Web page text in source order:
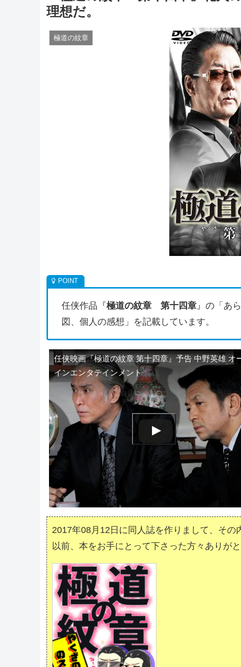
理想だ。
極道の紋章
任侠作品『極道の紋章 第十四章』の「あ
図、個人の感想」を記載しています。
任侠映画『極道の紋章 第十四章』予告 中野英雄 オ
インエンタテインメント
2017年08月12日に同人誌を作りまして、その
以前、本をお手にとって下さった方々ありが